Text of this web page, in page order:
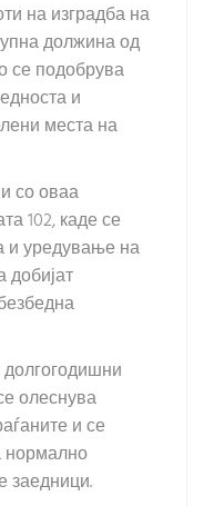
на изградба на
должина од
се подобрува
и
места на
со оваа
102, каде се
и уредување на
добијат
олеснува
и се
нормално
заедници.